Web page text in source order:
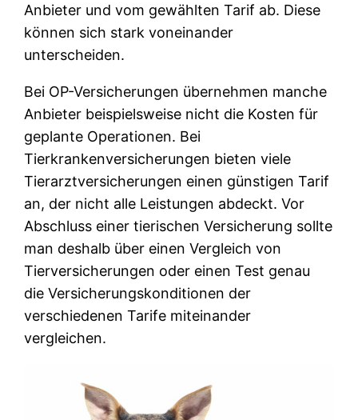
Anbieter und vom gewählten Tarif ab. Diese
können sich stark voneinander
unterscheiden.
Bei OP-Versicherungen übernehmen manche
Anbieter beispielsweise nicht die Kosten für
geplante Operationen. Bei
Tierkrankenversicherungen bieten viele
Tierarztversicherungen einen günstigen Tarif
an, der nicht alle Leistungen abdeckt. Vor
Abschluss einer tierischen Versicherung sollte
man deshalb über einen Vergleich von
Tierversicherungen oder einen Test genau
die Versicherungskonditionen der
verschiedenen Tarife miteinander
vergleichen.